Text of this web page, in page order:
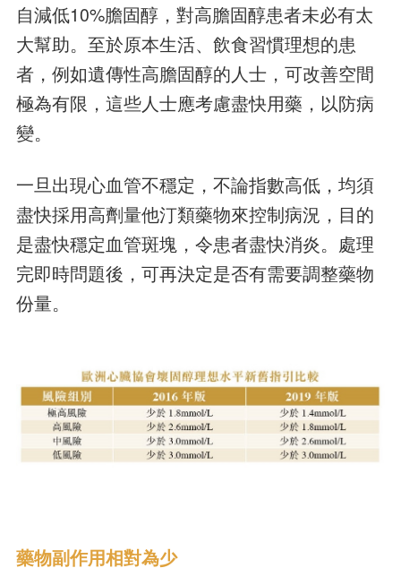
自減低10%膽固醇，對高膽固醇患者未必有太
大幫助。至於原本生活、飲食習慣理想的患
者，例如遺傳性高膽固醇的人士，可改善空間
極為有限，這些人士應考慮盡快用藥，以防病
變。
一旦出現心血管不穩定，不論指數高低，均須
盡快採用高劑量他汀類藥物來控制病況，目的
是盡快穩定血管斑塊，令患者盡快消炎。處理
完即時問題後，可再決定是否有需要調整藥物
份量。
藥物副作用相對為少